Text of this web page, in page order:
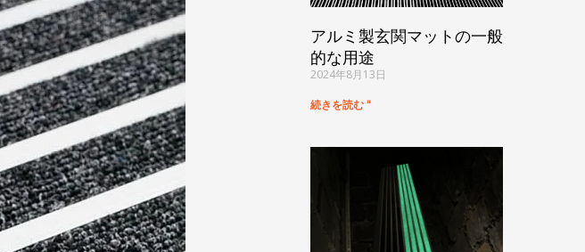
アルミ製玄関マットの一般
的な用途
2024年8月13日
続きを読む "